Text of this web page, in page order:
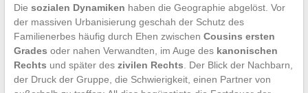
Die sozialen Dynamiken haben die Geographie abgelöst. Vor
der massiven Urbanisierung geschah der Schutz des
Familienerbes häufig durch Ehen zwischen Cousins ersten
Grades oder nahen Verwandten, im Auge des kanonischen
Rechts und später des zivilen Rechts . Der Blick der Nachbarn,
der Druck der Gruppe, die Schwierigkeit, einen Partner von